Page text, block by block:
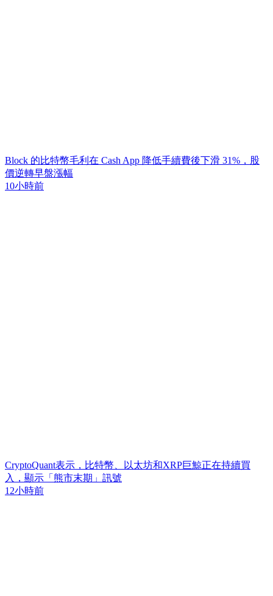
Block 的比特幣毛利在 Cash App 降低手續費後下滑 31%，股
價逆轉早盤漲幅
10小時前
CryptoQuant表示，比特幣、以太坊和XRP巨鯨正在持續買
入，顯示「熊市末期」訊號
12小時前